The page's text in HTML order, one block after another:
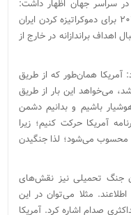
در سراسر جهان اظهار داشت:
کشوری که بیش از ۲ میلیارد دلار در سال ۲۰۱۶ برای دموکراتیزه کردن ایران
اهداف براندازانه در خارج از
همان‌طور که از طریق
می‌خواهد این بار از طریق
باشیم و بدانیم دشمن
آمریکا حرکت کنیم؛ زیرا
محسوب می‌شود؛ لذا جنگیدن
جنگ تحمیلی نیز نقش‌های
مثلا می‌توان در این
صدام اشاره کرد. آمریکا